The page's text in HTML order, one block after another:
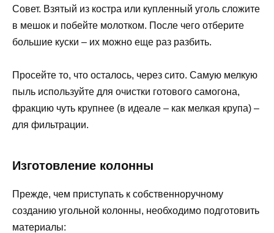
Совет. Взятый из костра или купленный уголь сложите
в мешок и побейте молотком. После чего отберите
большие куски – их можно еще раз разбить.
Просейте то, что осталось, через сито. Самую мелкую
пыль используйте для очистки готового самогона,
фракцию чуть крупнее (в идеале – как мелкая крупа) –
для фильтрации.
Изготовление колонны
Прежде, чем приступать к собственноручному
созданию угольной колонны, необходимо подготовить
материалы: